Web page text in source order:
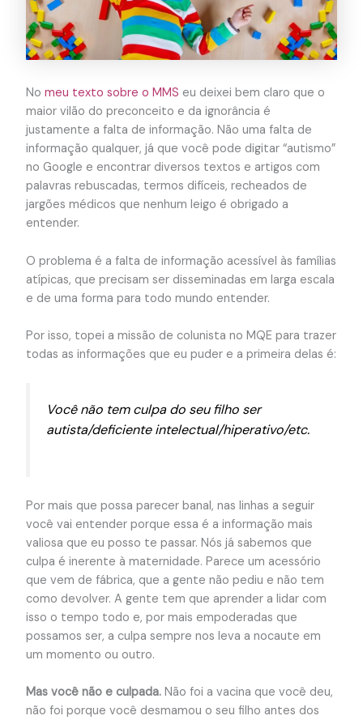
No meu texto sobre o MMS eu deixei bem claro que o
maior vilão do preconceito e da ignorância é
justamente a falta de informação. Não uma falta de
informação qualquer, já que você pode digitar “autismo”
no Google e encontrar diversos textos e artigos com
palavras rebuscadas, termos difíceis, recheados de
jargões médicos que nenhum leigo é obrigado a
entender.
O problema é a falta de informação acessível às famílias
atípicas, que precisam ser disseminadas em larga escala
e de uma forma para todo mundo entender.
Por isso, topei a missão de colunista no MQE para trazer
todas as informações que eu puder e a primeira delas é:
Você não tem culpa do seu filho ser
autista/deficiente intelectual/hiperativo/etc.
Por mais que possa parecer banal, nas linhas a seguir
você vai entender porque essa é a informação mais
valiosa que eu posso te passar. Nós já sabemos que
culpa é inerente à maternidade. Parece um acessório
que vem de fábrica, que a gente não pediu e não tem
como devolver. A gente tem que aprender a lidar com
isso o tempo todo e, por mais empoderadas que
possamos ser, a culpa sempre nos leva a nocaute em
um momento ou outro.
Mas você não e culpada.Não foi a vacina que você deu,
não foi porque você desmamou o seu filho antes dos